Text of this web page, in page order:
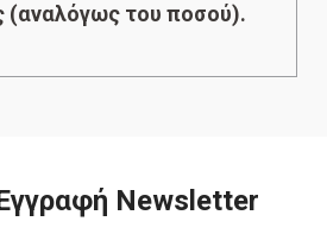
(αναλόγως του ποσού).
Newsletter